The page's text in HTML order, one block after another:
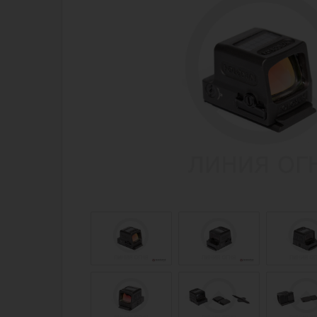
Магазин для тех, кто стреляет
Холощение и тренировки
Экипировка
Подсумки